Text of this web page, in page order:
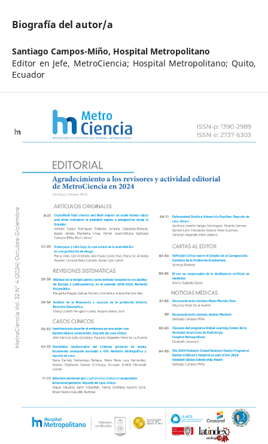
Biografía del autor/a
Santiago Campos-Miño, Hospital Metropolitano
Editor en Jefe, MetroCiencia; Hospital Metropolitano; Quito,
Ecuador